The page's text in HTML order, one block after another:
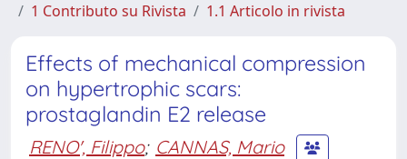
1 Contributo su Rivista
1.1 Articolo in rivista
Effects of mechanical compression
on hypertrophic scars:
prostaglandin E2 release
RENO', Filippo; CANNAS, Mario